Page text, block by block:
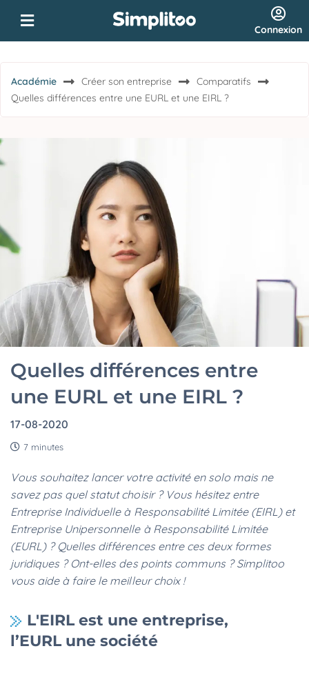
Connexion
Académie Créer son entreprise
Comparatifs
Quelles différences entre une EURL et une EIRL ?
Quelles différences entre
une EURL et une EIRL ?
17-08-2020
7 minutes
Vous souhaitez lancer votre activité en solo mais ne
savez pas quel statut choisir ? Vous hésitez entre
Entreprise Individuelle à Responsabilité Limitée (EIRL) et
Entreprise Unipersonnelle à Responsabilité Limitée
(EURL) ? Quelles différences entre ces deux formes
juridiques ? Ont-elles des points communs ? Simplitoo
vous aide à faire le meilleur choix !
L'EIRL est une entreprise,
l’EURL une société